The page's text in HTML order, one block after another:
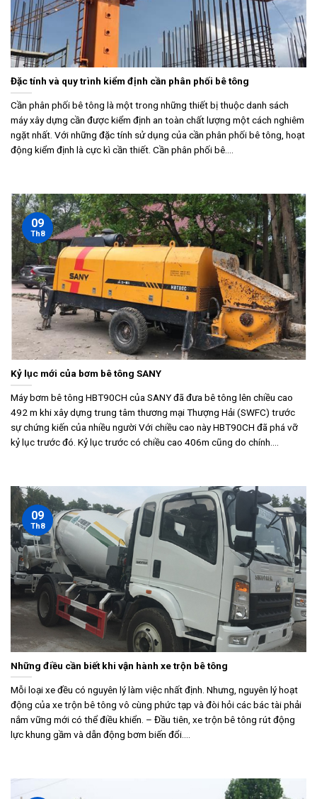
Đặc tính và quy trình kiểm định cần phân phối bê tông
Cần phân phối bê tông là một trong những thiết bị thuộc danh sách
máy xây dựng cần được kiểm định an toàn chất lượng một cách nghiêm
ngặt nhất. Với những đặc tính sử dụng của cần phân phối bê tông, hoạt
động kiểm định là cực kì cần thiết. Cần phân phối bê....
Kỷ lục mới của bơm bê tông SANY
Máy bơm bê tông HBT90CH của SANY đã đưa bê tông lên chiều cao
492 m khi xây dựng trung tâm thương mại Thượng Hải (SWFC) trước
sự chứng kiến của nhiều người Với chiều cao này HBT90CH đã phá vỡ
kỷ lục trước đó. Kỷ lục trước có chiều cao 406m cũng do chính....
09
Th8
Những điều cần biết khi vận hành xe trộn bê tông
Mỗi loại xe đều có nguyên lý làm việc nhất định. Nhưng, nguyên lý hoạt
động của xe trộn bê tông vô cùng phức tạp và đòi hỏi các bác tài phải
nắm vững mới có thể điều khiển. – Đầu tiên, xe trộn bê tông rút động
lực khung gầm và dẫn động bơm biến đổi....
09
Th8